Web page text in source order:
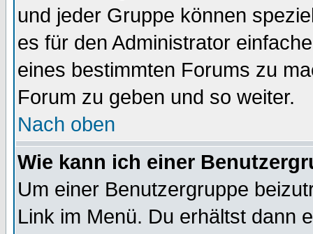
und jeder Gruppe können
es für den Administrator
eines bestimmten Forums zu
Forum zu geben und so weiter.
Nach oben
Wie kann ich einer
Um einer Benutzergruppe
Link im Menü. Du erhältst dann